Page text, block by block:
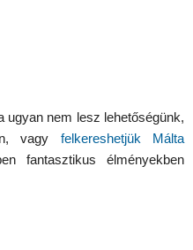
ugyan nem lesz lehetőségünk,
vagy felkereshetjük Málta
fantasztikus élményekben